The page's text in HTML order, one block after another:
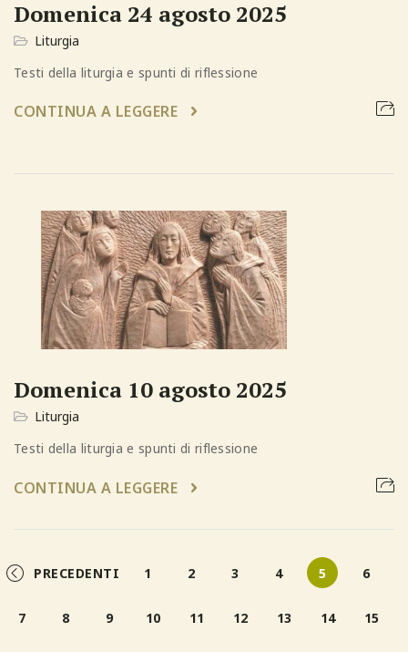
Domenica 24 agosto 2025
Liturgia
Testi della liturgia e spunti di riflessione
CONTINUA A LEGGERE
Domenica 10 agosto 2025
Liturgia
Testi della liturgia e spunti di riflessione
CONTINUA A LEGGERE
PRECEDENTI 1 2 3 4 5 6
7 8 9 10 11 12 13 14 15